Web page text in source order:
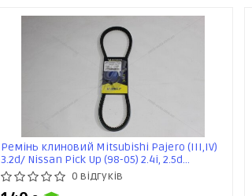
Ремінь клиновий Mitsubishi Pajero (III,IV)
3.2d/ Nissan Pick Up (98-05) 2.4i, 2.5d
(AV13X925)
0 відгуків